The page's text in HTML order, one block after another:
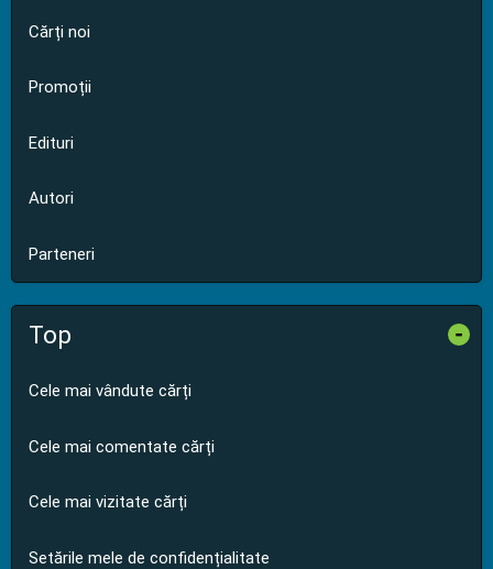
Cărți noi
Promoții
Edituri
Autori
Parteneri
Top -
Cele mai vândute cărți
Cele mai comentate cărți
Cele mai vizitate cărți
Setările mele de confidențialitate